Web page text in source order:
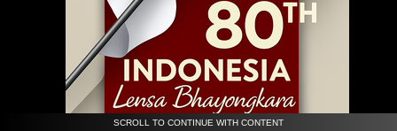
SCROLL TO CONTINUE WITH CONTENT